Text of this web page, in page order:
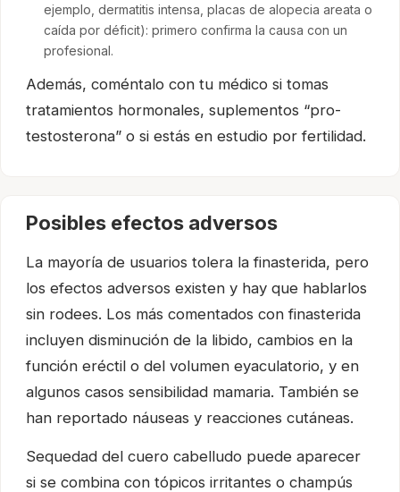
ejemplo, dermatitis intensa, placas de alopecia areata o
caída por déficit): primero confirma la causa con un
profesional.
Además, coméntalo con tu médico si tomas
tratamientos hormonales, suplementos “pro-
testosterona” o si estás en estudio por fertilidad.
Posibles efectos adversos
La mayoría de usuarios tolera la finasterida, pero
los efectos adversos existen y hay que hablarlos
sin rodees. Los más comentados con finasterida
incluyen disminución de la libido, cambios en la
función eréctil o del volumen eyaculatorio, y en
algunos casos sensibilidad mamaria. También se
han reportado náuseas y reacciones cutáneas.
Sequedad del cuero cabelludo puede aparecer
si se combina con tópicos irritantes o champús